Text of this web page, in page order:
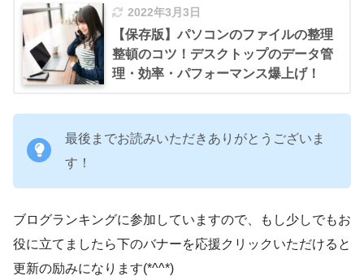
2022年3月3日
【保存版】パソコンのファイルの整理
整頓のコツ！デスクトップのデータ管
理・効率・パフォーマンス爆上げ！
最後までお読みいただきありがとうございま
す！
ブログランキングに参加していますので、もし少しでもお
役に立てましたら下のバナーを応援クリックいただけると
更新の励みになります(*^^*)